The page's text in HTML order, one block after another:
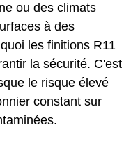
ou des climats
à des
les finitions R11
la sécurité. C'est
le risque élevé
constant sur